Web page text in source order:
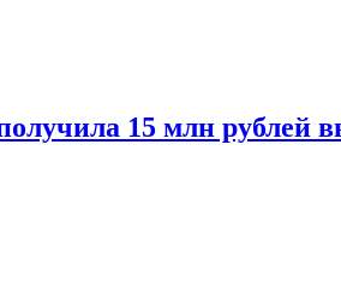
15 млн рублей